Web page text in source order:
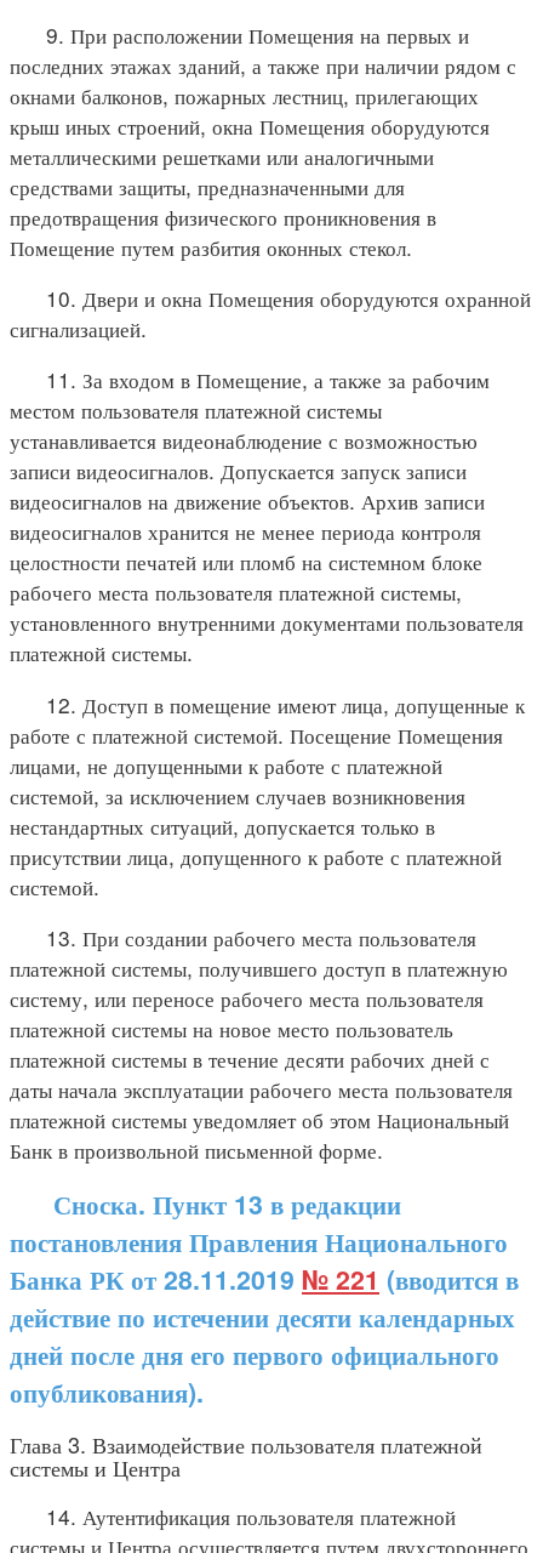
9. При расположении Помещения на первых и
последних этажах зданий, а также при наличии рядом с
окнами балконов, пожарных лестниц, прилегающих
крыш иных строений, окна Помещения оборудуются
металлическими решетками или аналогичными
средствами защиты, предназначенными для
предотвращения физического проникновения в
Помещение путем разбития оконных стекол.
10. Двери и окна Помещения оборудуются охранной
сигнализацией.
11. За входом в Помещение, а также за рабочим
местом пользователя платежной системы
устанавливается видеонаблюдение с возможностью
записи видеосигналов. Допускается запуск записи
видеосигналов на движение объектов. Архив записи
видеосигналов хранится не менее периода контроля
целостности печатей или пломб на системном блоке
рабочего места пользователя платежной системы,
установленного внутренними документами пользователя
платежной системы.
12. Доступ в помещение имеют лица, допущенные к
работе с платежной системой. Посещение Помещения
лицами, не допущенными к работе с платежной
системой, за исключением случаев возникновения
нестандартных ситуаций, допускается только в
присутствии лица, допущенного к работе с платежной
системой.
13. При создании рабочего места пользователя
платежной системы, получившего доступ в платежную
систему, или переносе рабочего места пользователя
платежной системы на новое место пользователь
платежной системы в течение десяти рабочих дней с
даты начала эксплуатации рабочего места пользователя
платежной системы уведомляет об этом Национальный
Банк в произвольной письменной форме.
Сноска. Пункт 13 в редакции
постановления Правления Национального
Банка РК от 28.11.2019 № 221 (вводится в
действие по истечении десяти календарных
дней после дня его первого официального
опубликования).
Глава 3. Взаимодействие пользователя платежной
системы и Центра
14. Аутентификация пользователя платежной
системы и Центра осуществляется путем двухстороннего